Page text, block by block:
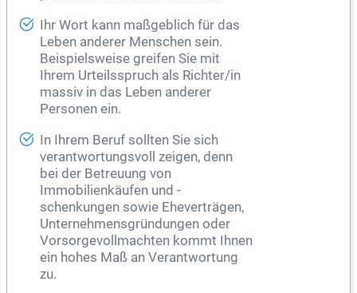
Ihr Wort kann maßgeblich für das
Leben anderer Menschen sein.
Beispielsweise greifen Sie mit
Ihrem Urteilsspruch als Richter/in
massiv in das Leben anderer
Personen ein.
In Ihrem Beruf sollten Sie sich
verantwortungsvoll zeigen, denn
bei der Betreuung von
Immobilienkäufen und -
schenkungen sowie Eheverträgen,
Unternehmensgründungen oder
Vorsorgevollmachten kommt Ihnen
ein hohes Maß an Verantwortung
zu.